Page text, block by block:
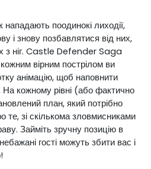
поодинокі лиходії,
і знову позбавлятися від них,
з ніг. Castle Defender Saga
вірним пострілом ви
анімацію, щоб наповнити
кожному рівні (або фактично
план, який потрібно
те, зі скількома зловмисниками
Займіть зручну позицію в
гості можуть збити вас і